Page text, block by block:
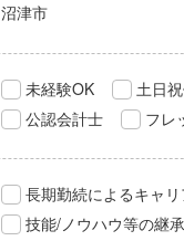
沼津市
未経験OK 土日
公認会計士
フレ
長期勤続によるキャ
技能/ノウハウ等の継